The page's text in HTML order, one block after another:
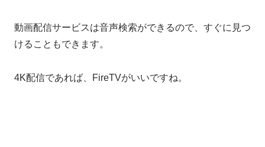
動画配信サービスは音声検索ができるので、すぐに見つ
けることもできます。
4K配信であれば、FireTVがいいですね。